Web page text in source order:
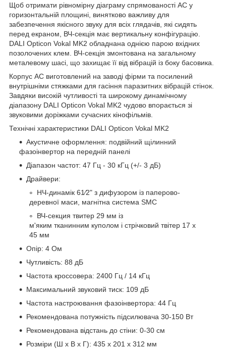
Щоб отримати рівномірну діаграму спрямованості АС у
горизонтальній площині, винятково важливу для
забезпечення якісного звуку для всіх глядачів, які сидять
перед екраном, ВЧ-секція має вертикальну конфігурацію.
DALI Opticon Vokal MK2 обладнана однією парою вхідних
позолочених клем. ВЧ-секція змонтована на загальному
металевому шасі, що захищає її від вібрацій із боку басовика.
Корпус АС виготовлений на заводі фірми та посилений
внутрішніми стяжками для гасіння паразитних вібрацій стінок.
Завдяки високій чутливості та широкому динамічному
діапазону DALI Opticon Vokal MK2 чудово впорається зі
звуковими доріжками сучасних кінофільмів.
Технічні характеристики DALI Opticon Vokal MK2
Акустичне оформлення: подвійний щілинний
фазоінвертор на передній панелі
Діапазон частот: 47 Гц - 30 кГц (+/- 3 дБ)
Драйвери:
НЧ-динамік 61⁄2" з дифузором із паперово-
деревної маси, магнітна система SMC
ВЧ-секция твитер 29 мм із
м'яким тканинним куполом і стрічковий твітер 17 х
45 мм
Опір: 4 Ом
Чутливість: 88 дБ
Частота кроссовера: 2400 Гц / 14 кГц
Максимальний звуковий тиск: 109 дБ
Частота настроювання фазоінвертора: 44 Гц
Рекомендована потужність підсилювача 30-150 Вт
Рекомендована відстань до стіни: 0-30 см
Розміри (Ш х В х Г): 435 х 201 х 312 мм